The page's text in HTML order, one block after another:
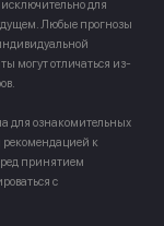
для
Любые прогнозы
могут отличаться из-
для ознакомительных
к
принятием
с